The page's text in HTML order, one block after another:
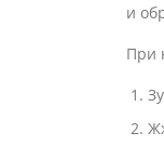
и
При